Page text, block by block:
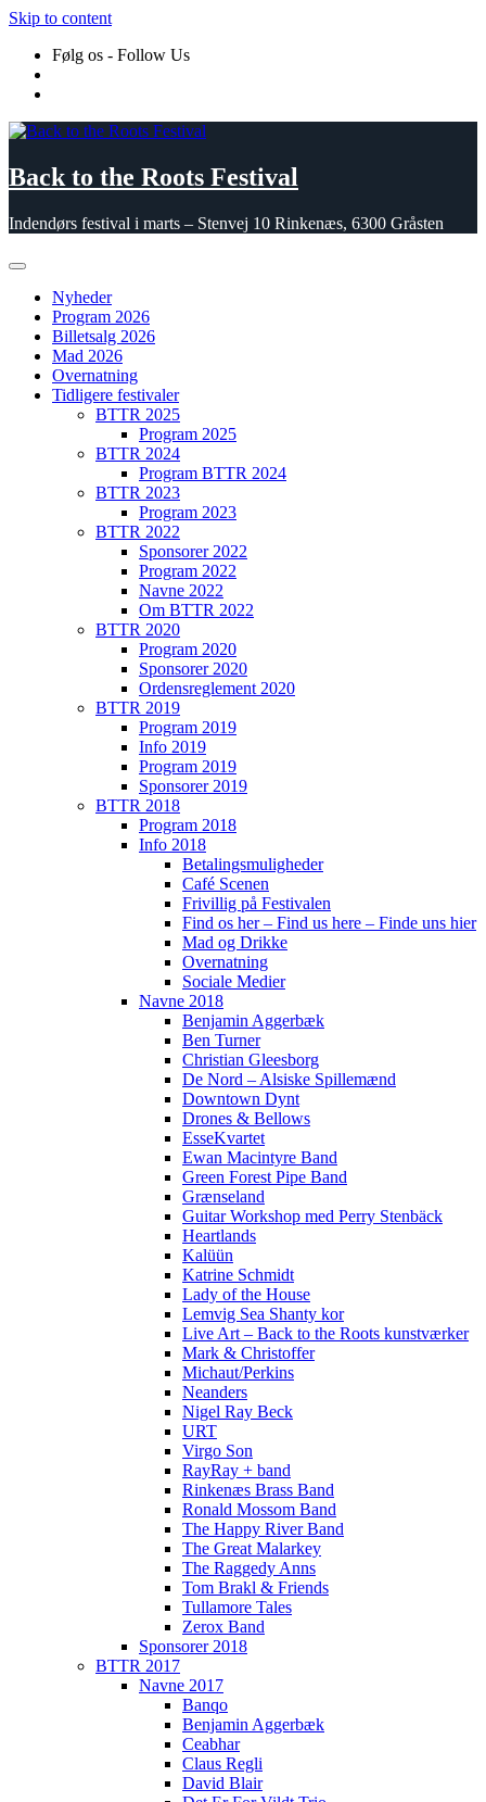
Skip to content
Følg os - Follow Us
Back to the Roots Festival
Indendørs festival i marts – Stenvej 10 Rinkenæs, 6300 Gråsten
Nyheder
Program 2026
Billetsalg 2026
Mad 2026
Overnatning
Tidligere festivaler
BTTR 2025
Program 2025
BTTR 2024
Program BTTR 2024
BTTR 2023
Program 2023
BTTR 2022
Sponsorer 2022
Program 2022
Navne 2022
Om BTTR 2022
BTTR 2020
Program 2020
Sponsorer 2020
Ordensreglement 2020
BTTR 2019
Program 2019
Info 2019
Program 2019
Sponsorer 2019
BTTR 2018
Program 2018
Info 2018
Betalingsmuligheder
Café Scenen
Frivillig på Festivalen
Find os her – Find us here – Finde uns hier
Mad og Drikke
Overnatning
Sociale Medier
Navne 2018
Benjamin Aggerbæk
Ben Turner
Christian Gleesborg
De Nord – Alsiske Spillemænd
Downtown Dynt
Drones & Bellows
EsseKvartet
Ewan Macintyre Band
Green Forest Pipe Band
Grænseland
Guitar Workshop med Perry Stenbäck
Heartlands
Kalüün
Katrine Schmidt
Lady of the House
Lemvig Sea Shanty kor
Live Art – Back to the Roots kunstværker
Mark & Christoffer
Michaut/Perkins
Neanders
Nigel Ray Beck
URT
Virgo Son
RayRay + band
Rinkenæs Brass Band
Ronald Mossom Band
The Happy River Band
The Great Malarkey
The Raggedy Anns
Tom Brakl & Friends
Tullamore Tales
Zerox Band
Sponsorer 2018
BTTR 2017
Navne 2017
Banqo
Benjamin Aggerbæk
Ceabhar
Claus Regli
David Blair